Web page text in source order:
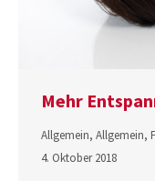
Mehr
Allgemein, Allgemein,
4. Oktober 2018